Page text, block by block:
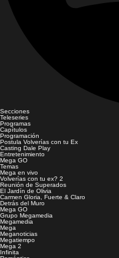
Secciones
Teleseries
Programas
Capítulos
Programación
Postula Volverías con tu Ex
Casting Dale Play
Entretenimiento
Mega GO
Temas
Mega en vivo
Volverías con tu ex? 2
Reunión de Superados
El Jardín de Olivia
Carmen Gloria, Fuerte & Claro
Detrás del Muro
Mega GO
Grupo Megamedia
Megamedia
Mega
Meganoticias
Megatiempo
Mega 2
Infinita